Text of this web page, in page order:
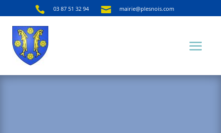
 03 87 51 32 94  mairie@plesnois.com